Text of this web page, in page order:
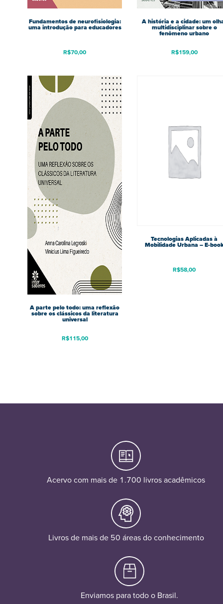
Fundamentos de neurofisiologia:
uma introdução para educadores
R$70,00
A história e a cidade: um
multidisciplinar sobre o
fenômeno urbano
R$159,00
A parte pelo todo: uma reflexão
sobre os clássicos da literatura
universal
R$115,00
Tecnologias Aplicadas à
Mobilidade Urbana – E-
R$58,00
Acervo com mais de 1.700 livros acadêmicos
Livros de mais de 50 áreas do conhecimento
Enviamos para todo o Brasil.